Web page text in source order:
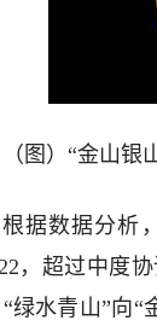
（图）“金山
根据数据分析
，超过中度
绿水青山”向“